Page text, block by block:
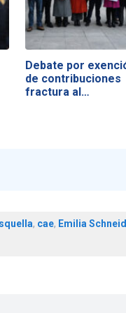
Debate por
de contribuciones
fractura al…
, cae, Emilia